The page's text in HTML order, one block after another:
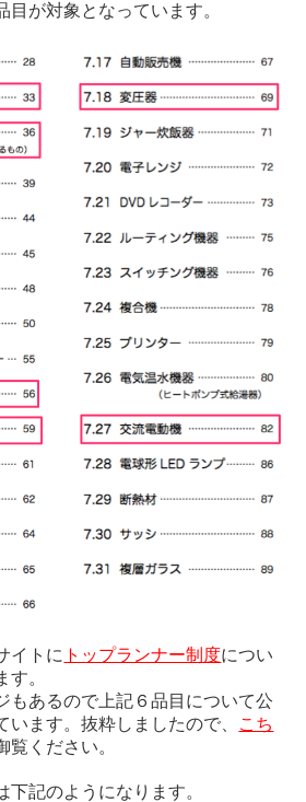
目が対象となっています。
イトに トップランナー制度につい
す。
もあるので上記６品目について公
います。抜粋しましたので、 こち
覧ください。
下記のようになります。